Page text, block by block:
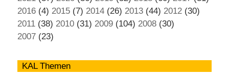
2016 (4) 2015 (7) 2014 (26) 2013 (44) 2012 (30)
2011 (38) 2010 (31) 2009 (104) 2008 (30)
2007 (23)
KAL Themen